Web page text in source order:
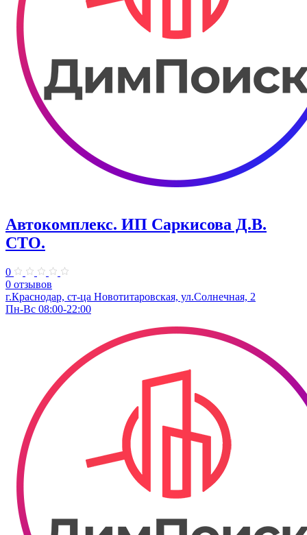
Автокомплекс. ИП Саркисова Д.В.
СТО.
0
0 отзывов
г.Краснодар, ст-ца Новотитаровская, ул.Солнечная, 2
Пн-Вс 08:00-22:00